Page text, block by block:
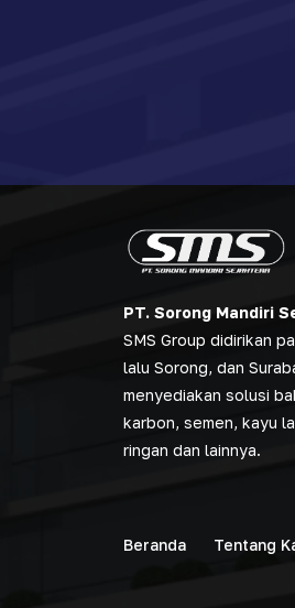
PT. Sorong Mandiri
SMS Group didirikan
lalu Sorong, dan
menyediakan solusi
karbon, semen, kayu
ringan dan lainnya.
Beranda Tentang